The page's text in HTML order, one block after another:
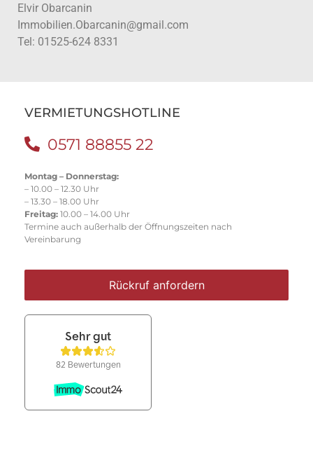
Elvir Obarcanin
Immobilien.Obarcanin@gmail.com
Tel: 01525-624 8331
VERMIETUNGSHOTLINE
0571 88855 22
Montag – Donnerstag:
– 10.00 – 12.30 Uhr
– 13.30 – 18.00 Uhr
Freitag: 10.00 – 14.00 Uhr
Termine auch außerhalb der Öffnungszeiten nach
Vereinbarung
Rückruf anfordern